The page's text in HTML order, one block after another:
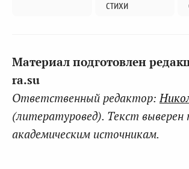
стихи
Материал подготовлен
ra.su
Ответственный редактор:
(литературовед). Текст выверен
академическим источникам.